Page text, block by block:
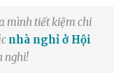
mình tiết kiệm chi
nhà nghỉ ở Hội
nghi!